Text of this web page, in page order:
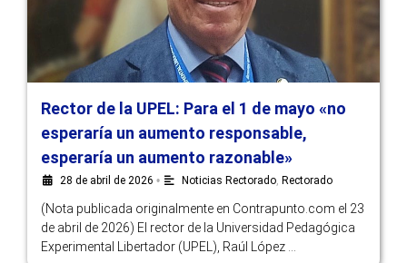
Rector de la UPEL: Para el 1 de mayo «no
esperaría un aumento responsable,
esperaría un aumento razonable»
28 de abril de 2026 • Noticias Rectorado, Rectorado
(Nota publicada originalmente en Contrapunto.com el 23
de abril de 2026) El rector de la Universidad Pedagógica
Experimental Libertador (UPEL), Raúl López …